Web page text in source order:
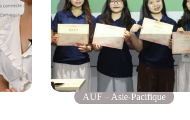
AUF – Asie-Pacifique